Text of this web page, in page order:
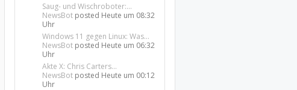
Saug- und Wischroboter:...
NewsBot posted Heute um 08:32
Uhr
Windows 11 gegen Linux: Was...
NewsBot posted Heute um 06:32
Uhr
Akte X: Chris Carters...
NewsBot posted Heute um 00:12
Uhr